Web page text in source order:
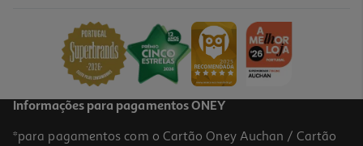
Informações para pagamentos ONEY
*para pagamentos com o Cartão Oney Auchan / Cartão